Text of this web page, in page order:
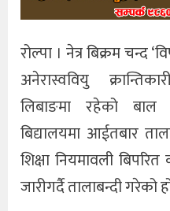
रोल्पा । नेत्र बिक्रम चन्द
अनेरास्ववियु
लिबाङमा रहेको बाल
बिद्यालयमा आईतबार
शिक्षा नियमावली
जारीगर्दै तालाबन्दी गरेको